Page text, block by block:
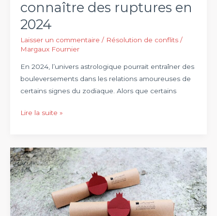
connaître des ruptures en
2024
Laisser un commentaire / Résolution de conflits/
Margaux Fournier
En 2024, l’univers astrologique pourrait entraîner des
bouleversements dans les relations amoureuses de
certains signes du zodiaque. Alors que certains
Astrologie
signes
du
zodiaque
qui
pourraient
connaître
Lire la suite »